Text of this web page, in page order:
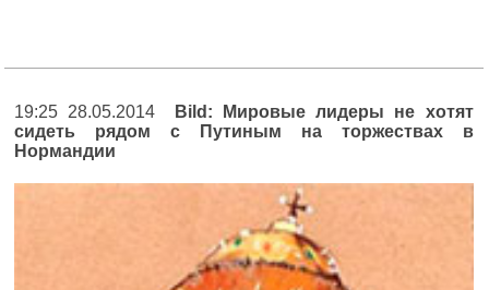
19:25 28.05.2014
Bild: Мировые лидеры не хотят
сидеть рядом с Путиным на торжествах в
Нормандии